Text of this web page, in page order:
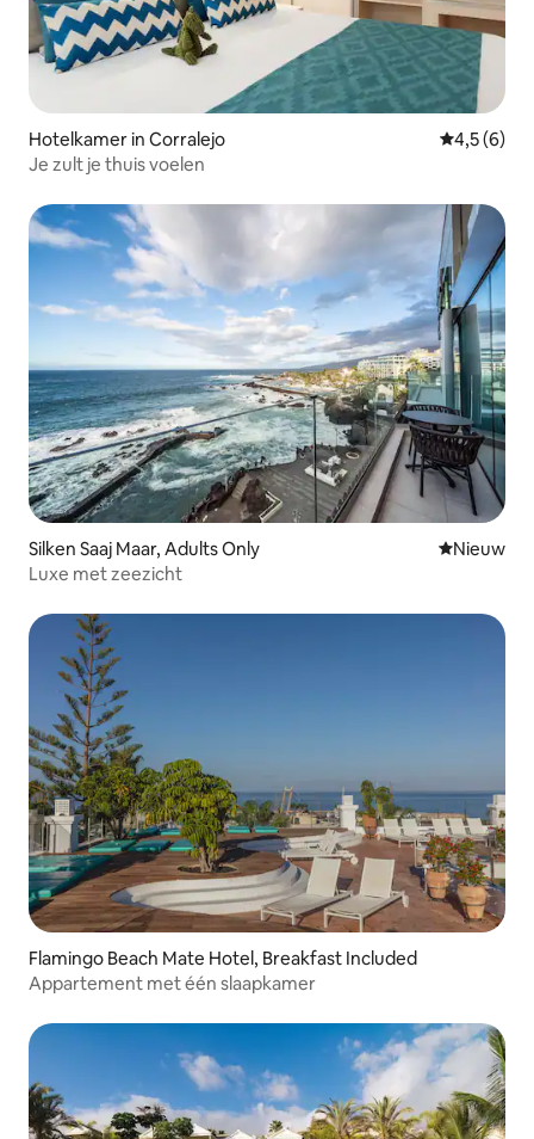
Hotelkamer in Corralejo
4,5 (6)
Je zult je thuis voelen
Silken Saaj Maar, Adults Only Nieuwe
Nieuw
Luxe met zeezicht
Flamingo Beach Mate Hotel, Breakfast Included
Appartement met één slaapkamer